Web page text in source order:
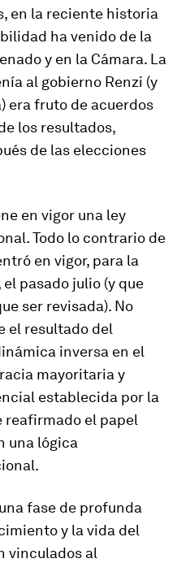
en la reciente historia
ha venido de la
y en la Cámara. La
al gobierno Renzi (y
era fruto de acuerdos
los resultados,
de las elecciones
en vigor una ley
Todo lo contrario de
en vigor, para la
pasado julio (y que
ser revisada). No
el resultado del
inversa en el
mayoritaria y
establecida por la
reafirmado el papel
una lógica
fase de profunda
y la vida del
vinculados al